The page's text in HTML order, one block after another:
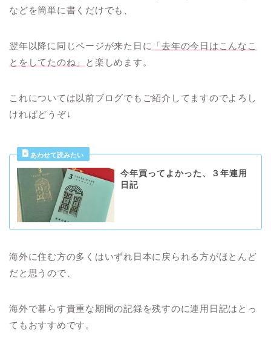
などを簡単に書くだけでも、
翌年以降に同じページが来た日に
「去年の今日はこんなこ
とをしてたのね」
と楽しめます。
これについては以前ブログでもご紹介してますのでよろし
ければどうぞ↓
今年買ってよかった、３年連用
日記
海外に住む方の多くはいずれ日本に戻られる方がほとんど
だと思うので、
海外で暮らす貴重な期間の記録を残すのに連用日記はとっ
てもおすすめです。